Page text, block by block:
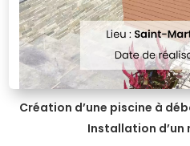
Création d’une piscine à
Installation d’un